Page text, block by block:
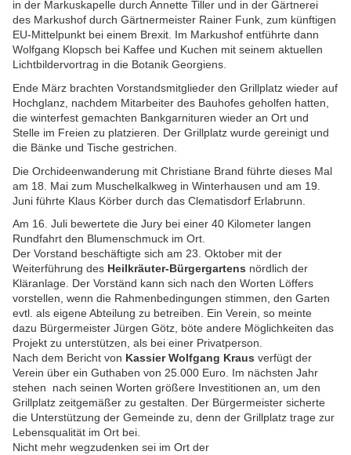
in der Markuskapelle durch Annette Tiller und in der Gärtnerei
des Markushof durch Gärtnermeister Rainer Funk, zum künftigen
EU-Mittelpunkt bei einem Brexit. Im Markushof entführte dann
Wolfgang Klopsch bei Kaffee und Kuchen mit seinem aktuellen
Lichtbildervortrag in die Botanik Georgiens.
Ende März brachten Vorstandsmitglieder den Grillplatz wieder auf
Hochglanz, nachdem Mitarbeiter des Bauhofes geholfen hatten,
die winterfest gemachten Bankgarnituren wieder an Ort und
Stelle im Freien zu platzieren. Der Grillplatz wurde gereinigt und
die Bänke und Tische gestrichen.
Die Orchideenwanderung mit Christiane Brand führte dieses Mal
am 18. Mai zum Muschelkalkweg in Winterhausen und am 19.
Juni führte Klaus Körber durch das Clematisdorf Erlabrunn.
Am 16. Juli bewertete die Jury bei einer 40 Kilometer langen
Rundfahrt den Blumenschmuck im Ort.
Der Vorstand beschäftigte sich am 23. Oktober mit der
Weiterführung des Heilkräuter-Bürgergartens nördlich der
Kläranlage. Der Vorständ kann sich nach den Worten Löffers
vorstellen, wenn die Rahmenbedingungen stimmen, den Garten
evtl. als eigene Abteilung zu betreiben. Ein Verein, so meinte
dazu Bürgermeister Jürgen Götz, böte andere Möglichkeiten das
Projekt zu unterstützen, als bei einer Privatperson.
Nach dem Bericht von Kassier Wolfgang Kraus verfügt der
Verein über ein Guthaben von 25.000 Euro. Im nächsten Jahr
stehen nach seinen Worten größere Investitionen an, um den
Grillplatz zeitgemäßer zu gestalten. Der Bürgermeister sicherte
die Unterstützung der Gemeinde zu, denn der Grillplatz trage zur
Lebensqualität im Ort bei.
Nicht mehr wegzudenken sei im Ort der